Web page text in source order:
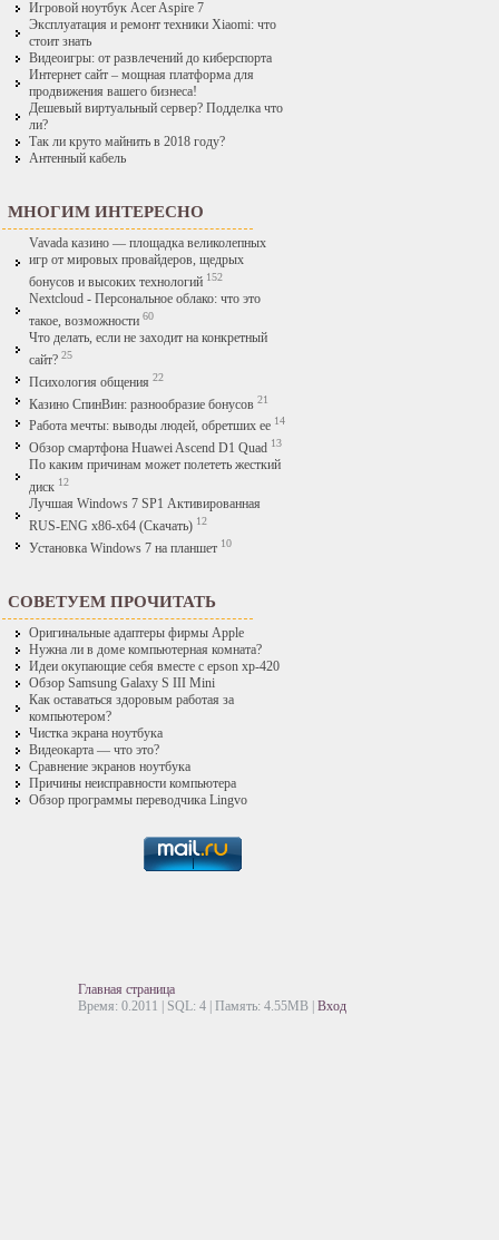
Игровой ноутбук Acer Aspire 7
Эксплуатация и ремонт техники Xiaomi: что
стоит знать
Видеоигры: от развлечений до киберспорта
Интернет сайт – мощная платформа для
продвижения вашего бизнеса!
Дешевый виртуальный сервер? Подделка что
ли?
Так ли круто майнить в 2018 году?
Антенный кабель
МНОГИМ ИНТЕРЕСНО
Vavada казино — площадка великолепных
игр от мировых провайдеров, щедрых
бонусов и высоких технологий 152
Nextcloud - Персональное облако: что это
такое, возможности 60
Что делать, если не заходит на конкретный
сайт? 25
Психология общения 22
Казино СпинВин: разнообразие бонусов 21
Работа мечты: выводы людей, обретших ее 14
Обзор смартфона Huawei Ascend D1 Quad 13
По каким причинам может полететь жесткий
диск 12
Лучшая Windows 7 SP1 Активированная
RUS-ENG x86-x64 (Скачать) 12
Установка Windows 7 на планшет 10
СОВЕТУЕМ ПРОЧИТАТЬ
Оригинальные адаптеры фирмы Apple
Нужна ли в доме компьютерная комната?
Идеи окупающие себя вместе с epson xp-420
Обзор Samsung Galaxy S III Mini
Как оставаться здоровым работая за
компьютером?
Чистка экрана ноутбука
Видеокарта — что это?
Сравнение экранов ноутбука
Причины неисправности компьютера
Обзор программы переводчика Lingvo
Главная страница
Время: 0.2011 | SQL: 4 | Память: 4.55MB Вход